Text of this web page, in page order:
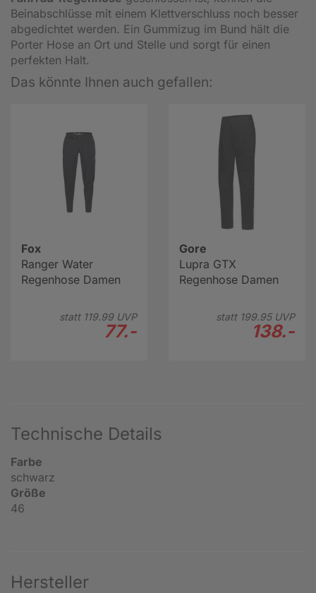
Beinabschlüsse mit einem Klettverschluss noch besser
abgedichtet werden. Ein Gummizug im Bund hält die
Porter Hose an Ort und Stelle und sorgt für einen
perfekten Halt.
Das könnte Ihnen auch gefallen:
Fox
Ranger Water
Regenhose Damen
statt 119.99UVP
77.-
Gore
Lupra GTX
Regenhose Damen
statt 199.95UVP
138.-
Technische Details
Farbe
schwarz
Größe
46
Hersteller